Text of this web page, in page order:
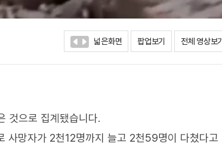
넓은화면 팝업보기 전체 영상보기
것으로 집계됐습니다.
사망자가 2천12명까지 늘고 2천59명이 다쳤다고